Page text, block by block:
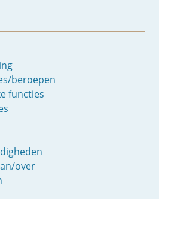
beroepen
functies
over